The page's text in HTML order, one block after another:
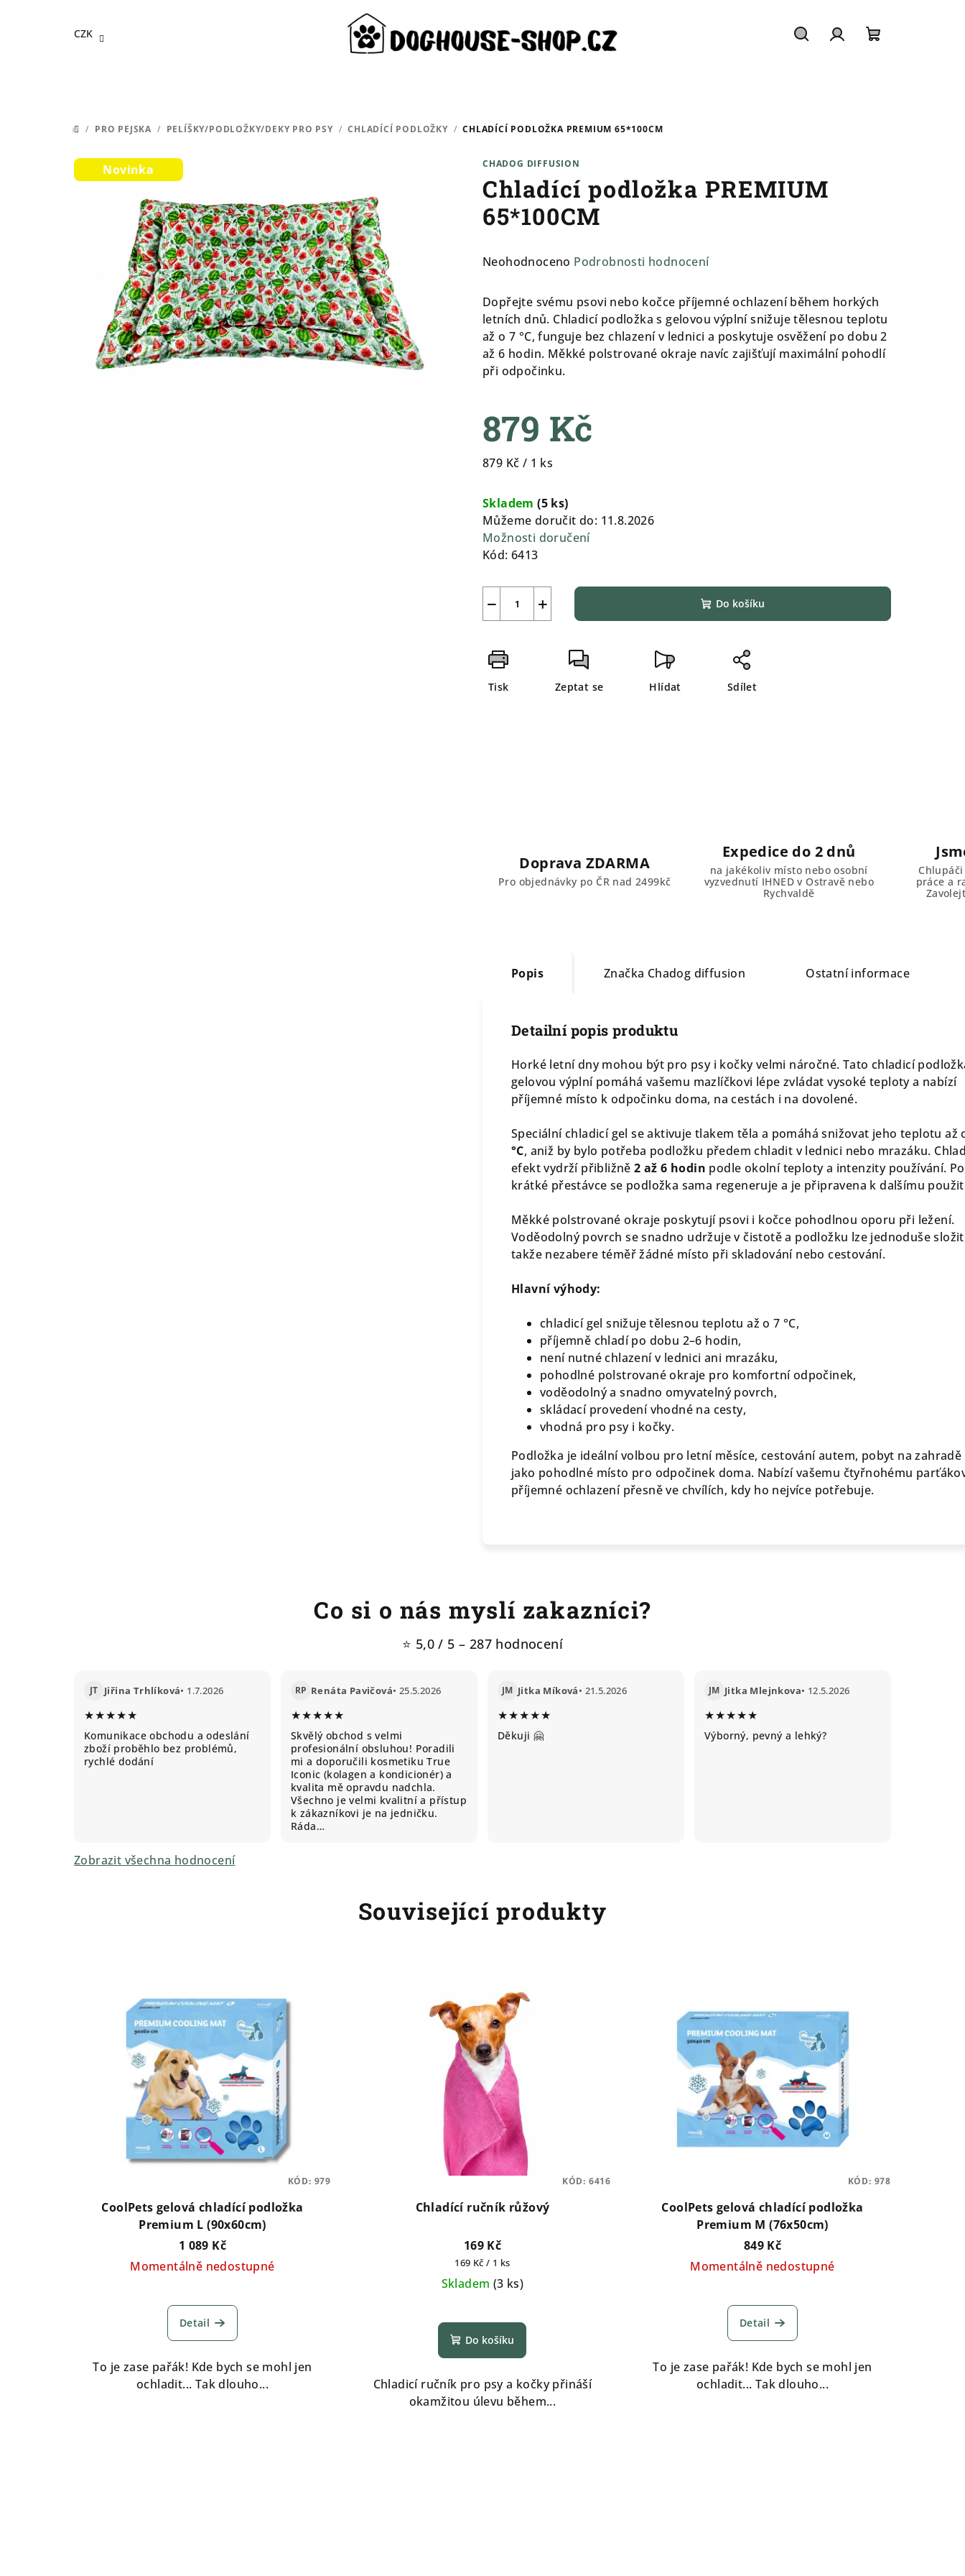
CZK
DOMŮ
/ PRO PEJSKA / PELÍŠKY/PODLOŽKY/DEKY PRO PSY / CHLADÍCÍ PODLOŽKY / CHLADÍCÍ PODLOŽKA PREMIUM 65*100CM
CHADOG DIFFUSION
Chladící podložka PREMIUM
65*100CM
Průměrné
produktu
je
0,0
hvězdiček.
Neohodnoceno Podrobnosti hodnocení
Dopřejte svému psovi nebo kočce příjemné ochlazení během horkých
letních dnů. Chladicí podložka s gelovou výplní snižuje tělesnou teplotu
až o 7 °C, funguje bez chlazení v lednici a poskytuje osvěžení po dobu 2
až 6 hodin. Měkké polstrované okraje navíc zajišťují maximální pohodlí
při odpočinku.
879 Kč
Měrná
879 Kč / 1 ks
Skladem(5 ks)
Můžeme doručit do: 11.8.2026
Možnosti doručení
Kód: 6413
+
− Do košíku
Tisk Zeptat se Hlídat Sdílet
Novinka
Doprava ZDARMA
Pro objednávky po ČR nad 2499kč
Expedice do 2 dnů
na jakékoliv místo nebo osobní
vyzvednutí IHNED v Ostravě nebo
Rychvaldě
práce a
Popis Značka Chadog diffusion Ostatní informace
Detailní popis produktu
Horké letní dny mohou být pro psy i kočky velmi náročné. Tato chladicí
gelovou výplní pomáhá vašemu mazlíčkovi lépe zvládat vysoké teploty a nabízí
příjemné místo k odpočinku doma, na cestách i na dovolené.
Speciální chladicí gel se aktivuje tlakem těla a pomáhá snižovat jeho teplotu až
°C, aniž by bylo potřeba podložku předem chladit v lednici nebo mrazáku.
efekt vydrží přibližně2 až 6 hodin podle okolní teploty a intenzity používání. Po
krátké přestávce se podložka sama regeneruje a je připravena k dalšímu
Měkké polstrované okraje poskytují psovi i kočce pohodlnou oporu při ležení.
Voděodolný povrch se snadno udržuje v čistotě a podložku lze jednoduše
takže nezabere téměř žádné místo při skladování nebo cestování.
Hlavní výhody:
chladicí gel snižuje tělesnou teplotu až o 7 °C,
příjemně chladí po dobu 2–6 hodin,
není nutné chlazení v lednici ani mrazáku,
pohodlné polstrované okraje pro komfortní odpočinek,
voděodolný a snadno omyvatelný povrch,
skládací provedení vhodné na cesty,
vhodná pro psy i kočky.
Podložka je ideální volbou pro letní měsíce, cestování autem, pobyt na zahradě
jako pohodlné místo pro odpočinek doma. Nabízí vašemu čtyřnohému
příjemné ochlazení přesně ve chvílích, kdy ho nejvíce potřebuje.
Co si o nás myslí zakazníci?
⭐ 5,0 / 5 – 287 hodnocení
JT Jiřina Trhlíková• 1.7.2026
★★★★★
Komunikace obchodu a odeslání
zboží proběhlo bez problémů,
rychlé dodání
RP Renáta Pavičová• 25.5.2026
★★★★★
Skvělý obchod s velmi
profesionální obsluhou! Poradili
mi a doporučili kosmetiku True
Iconic (kolagen a kondicionér) a
kvalita mě opravdu nadchla.
Všechno je velmi kvalitní a přístup
k zákazníkovi je na jedničku.
Ráda…
JM Jitka Míková• 21.5.2026
★★★★★
Děkuji 🤗
JM Jitka Mlejnkova• 12.5.2026
★★★★★
Výborný, pevný a lehký?
Zobrazit všechna hodnocení
Související produkty
CoolPets gelová chladící podložka
Premium L (90x60cm)
1 089 Kč
Momentálně nedostupné
Detail
To je zase pařák! Kde bych se mohl jen
ochladit... Tak dlouho...
KÓD: 979
Chladící ručník růžový
169 Kč
Měrná
cena:
169 Kč / 1 ks
Skladem (3 ks)
Do košíku
Chladicí ručník pro psy a kočky přináší
okamžitou úlevu během...
KÓD: 6416
CoolPets gelová chladící podložka
Premium M (76x50cm)
849 Kč
Momentálně nedostupné
Detail
To je zase pařák! Kde bych se mohl jen
ochladit... Tak dlouho...
KÓD: 978